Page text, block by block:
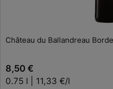
8,50 €
0.75 l | 11,33 €/l